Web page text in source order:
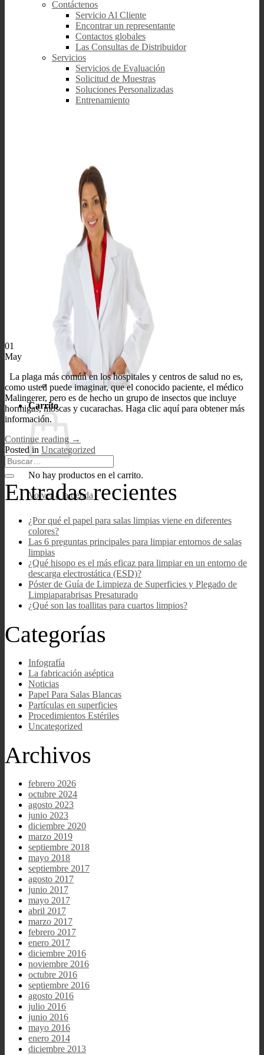
Contáctenos
Servicio Al Cliente
Encontrar un representante
Contactos globales
Las Consultas de Distribuidor
Servicios
Servicios de Evaluación
Solicitud de Muestras
Soluciones Personalizadas
Entrenamiento
Carrito
No hay productos en el carrito.
Volver a la tienda
01
May
La plaga más común en los hospitales y centros de salud no es,
como usted puede imaginar, que el conocido paciente, el médico
Malingerer, pero es de hecho un grupo de insectos que incluye
hormigas, moscas y cucarachas. Haga clic aquí para obtener más
información.
Continue reading →
Posted in Uncategorized
Entradas recientes
¿Por qué el papel para salas limpias viene en diferentes
colores?
Las 6 preguntas principales para limpiar entornos de salas
limpias
¿Qué hisopo es el más eficaz para limpiar en un entorno de
descarga electrostática (ESD)?
Póster de Guía de Limpieza de Superficies y Plegado de
Limpiaparabrisas Presaturado
¿Qué son las toallitas para cuartos limpios?
Categorías
Infografía
La fabricación aséptica
Noticias
Papel Para Salas Blancas
Partículas en superficies
Procedimientos Estériles
Uncategorized
Archivos
febrero 2026
octubre 2024
agosto 2023
junio 2023
diciembre 2020
marzo 2019
septiembre 2018
mayo 2018
septiembre 2017
agosto 2017
junio 2017
mayo 2017
abril 2017
marzo 2017
febrero 2017
enero 2017
diciembre 2016
noviembre 2016
octubre 2016
septiembre 2016
agosto 2016
julio 2016
junio 2016
mayo 2016
enero 2014
diciembre 2013